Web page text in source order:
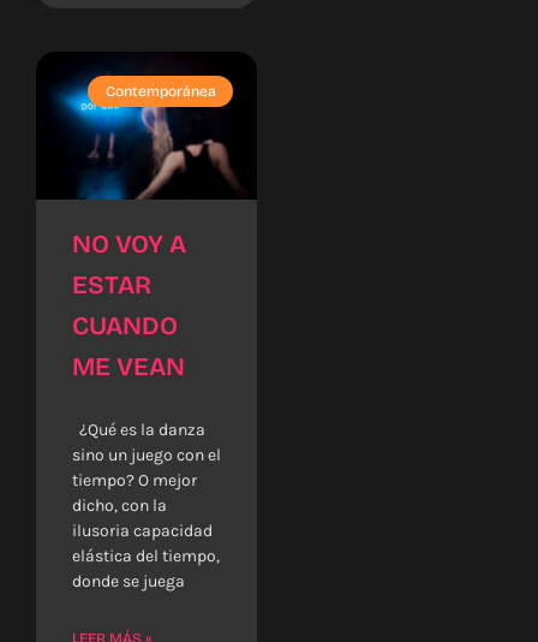
Contemporánea
NO VOY A
ESTAR
CUANDO
ME VEAN
¿Qué es la danza
sino un juego con el
tiempo? O mejor
dicho, con la
ilusoria capacidad
elástica del tiempo,
donde se juega
LEER MÁS »